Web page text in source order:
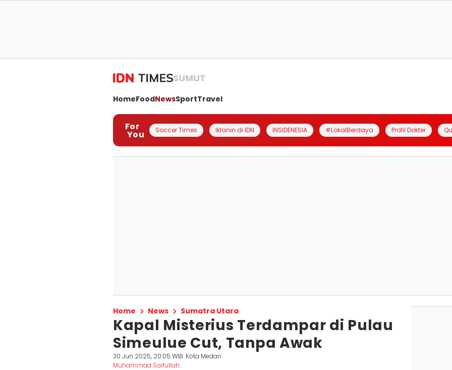
SUMUT
HomeFoodNewsSportTravel
For
You Soccer Times Iklanin di IDN INSIDENESIA #LokalBerdaya Profil Dokter
Home News Sumatra Utara
Kapal Misterius Terdampar di Pulau
Simeulue Cut, Tanpa Awak
30 Jun 2025, 20:05 WIB Kota Medan
Muhammad Saifullah